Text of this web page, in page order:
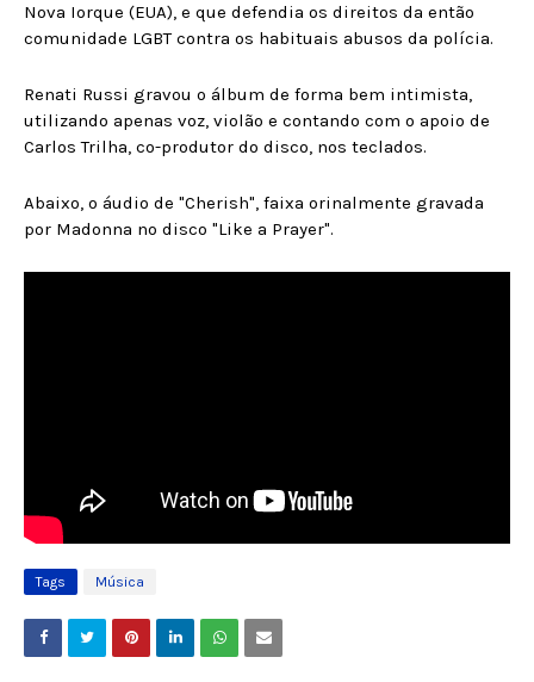
Nova Iorque (EUA), e que defendia os direitos da então
comunidade LGBT contra os habituais abusos da polícia.
Renati Russi gravou o álbum de forma bem intimista,
utilizando apenas voz, violão e contando com o apoio de
Carlos Trilha, co-produtor do disco, nos teclados.
Abaixo, o áudio de "Cherish", faixa orinalmente gravada
por Madonna no disco "Like a Prayer".
Tags Música